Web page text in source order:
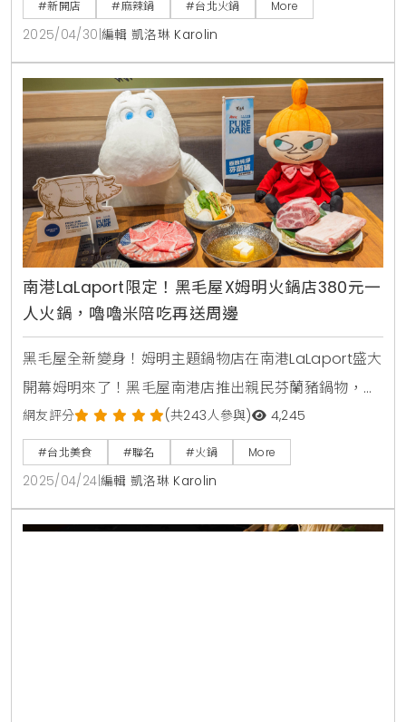
人小聚，讓你不再因為找不到夥伴而錯過美味的火鍋。
每次用餐時間為1.5小時，讓你可以悠閒享受這份獨特的
麻辣鴛鴦鍋，快來搶頭香。詹記個人鴛鴦鍋詹記算算屋
的設計靈感來自於1990年代的西門町，這裡的裝潢充滿
#新開店 #麻辣鍋 #台北火鍋 More
2025/04/30 編輯 凱洛琳 Karolin
南港LaLaport限定！黑毛屋X姆明火鍋店380元一
人火鍋，嚕嚕米陪吃再送周邊
黑毛屋全新變身！姆明主題鍋物店在南港LaLaport盛大
開幕姆明來了！黑毛屋南港店推出親民芬蘭豬鍋物，快
來享受美味！黑毛屋X姆明主題鍋物店開幕，享受380
元起的芬蘭豬火鍋與可愛陪伴！黑毛屋全新變身：姆明
主題鍋物店盛大開幕黑毛屋的粉絲們注意了！全新「黑
毛屋X MOOMIN姆明主題鍋物店」在南港LaLaport正式
開幕，這裡不僅有美味的鍋物，還有可愛的姆明角色陪
網友評分 (共243人參與) 4,245
#台北美食 #聯名 #火鍋 More
2025/04/24 編輯 凱洛琳 Karolin